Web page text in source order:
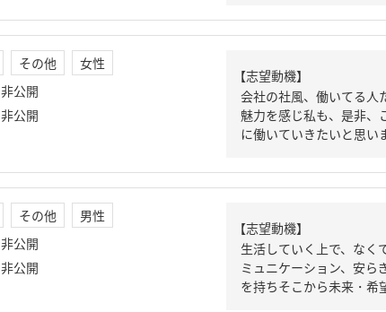
その他
女性
非公開
非公開
【志望動機】
会社の社風、働いてる人
魅力を感じ私も、是非、
に働いていきたいと思い
その他
男性
非公開
非公開
【志望動機】
生活していく上で、なく
ミュニケーション、安ら
を持ちそこから未来・希